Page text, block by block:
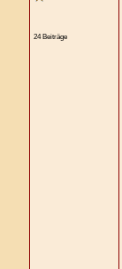
24 Beiträge